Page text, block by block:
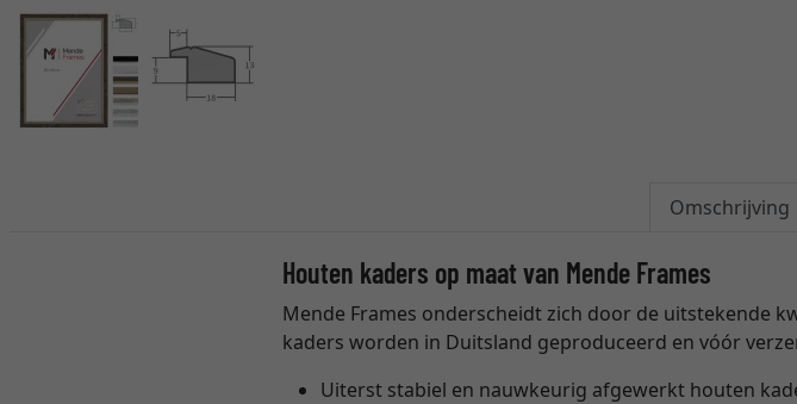
Omschrijving
Houten kaders op maat van Mende Frames
Mende Frames onderscheidt zich door de uitstekende
kaders worden in Duitsland geproduceerd en vóór
Uiterst stabiel en nauwkeurig afgewerkt houten